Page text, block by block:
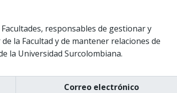
responsables de gestionar y
la Facultad y de mantener relaciones de
la Universidad Surcolombiana.
Correo electrónico